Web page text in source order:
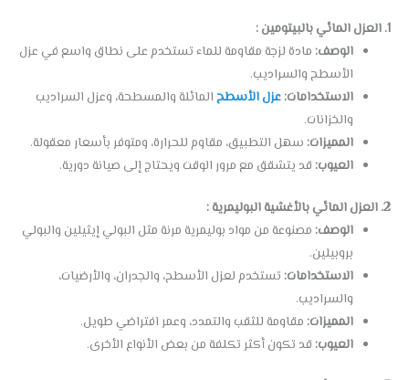
1. العزل المائي بالبيتومين :
الوصف:مادة لزجة مقاومة للماء تستخدم على نطاق واسع في عزل
الأسطح والسراديب.
الاستخدامات:عزل الأسطحالمائلة والمسطحة، وعزل السراديب
والخزانات.
المميزات:سهل التطبيق، مقاوم للحرارة، ومتوفر بأسعار معقولة.
العيوب:قد يتشقق مع مرور الوقت ويحتاج إلى صيانة دورية.
2. العزل المائي بالأغشية البوليمرية :
الوصف:مصنوعة من مواد بوليمرية مرنة مثل البولي إيثيلين والبولي
بروبيلين.
الاستخدامات:تستخدم لعزل الأسطح، والجدران، والأرضيات،
والسراديب.
المميزات:مقاومة للثقب والتمدد، وعمر افتراضي طويل.
العيوب:قد تكون أكثر تكلفة من بعض الأنواع الأخرى.